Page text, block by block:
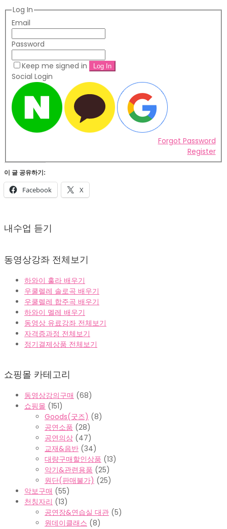
Log In
Email
Password
Keep me signed in
Social Login
Forgot Password
Register
이 글 공유하기:
Facebook X
02-
내수업 듣기
동영상강좌 전체보기
하와이 훌라 배우기
우쿨렐레 솔로곡 배우기
우쿨렐레 합주곡 배우기
하와이 멜레 배우기
동영상 유료강좌 전체보기
자격증과정 전체보기
정기결제상품 전체보기
쇼핑몰 카테고리
동영상강의구매 (68)
쇼핑몰 (151)
Goods(굿즈) (8)
공연소품 (28)
공연의상 (47)
교재&음반 (34)
대량구매할인상품 (13)
악기&관련용품 (25)
원단(판매불가) (25)
악보구매 (55)
천칭자리 (13)
공연장&연습실 대관 (5)
원데이클래스 (8)